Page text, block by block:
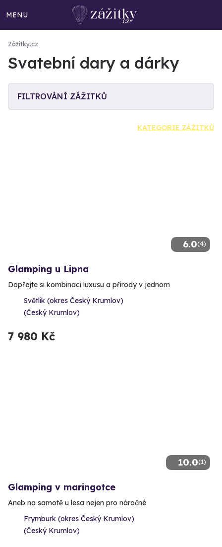
MENU
Zážitky.cz
Svatební dary a dárky
FILTROVÁNÍ ZÁŽITKŮ
KATEGORIE ZÁŽITKŮ
6.0(4)
Glamping u Lipna
Dopřejte si kombinaci luxusu a přírody v jednom
Světlík (okres Český Krumlov)
(Český Krumlov)
7 980 Kč
10.0(1)
Glamping v maringotce
Aneb na samotě u lesa nejen pro náročné
Frymburk (okres Český Krumlov)
(Český Krumlov)